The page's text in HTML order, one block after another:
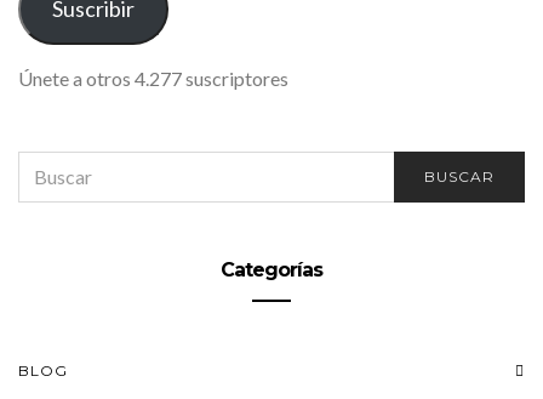
Suscribir
Únete a otros 4.277 suscriptores
FOR:
BUSCAR
Categorías
BLOG